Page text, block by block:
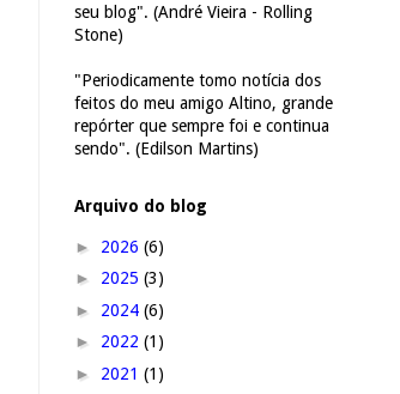
seu blog". (André Vieira - Rolling
Stone)
"Periodicamente tomo notícia dos
feitos do meu amigo Altino, grande
repórter que sempre foi e continua
sendo". (Edilson Martins)
Arquivo do blog
► 2026 (6)
► 2025 (3)
► 2024 (6)
► 2022 (1)
► 2021 (1)